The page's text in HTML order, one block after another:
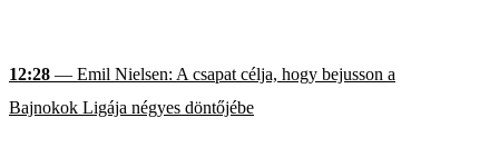
12:28 — Emil Nielsen: A csapat célja, hogy bejusson a
Bajnokok Ligája négyes döntőjébe